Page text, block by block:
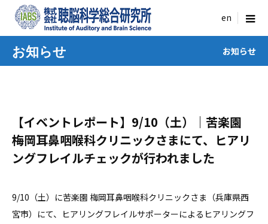
menu
お知らせ お知らせ
【イベントレポート】9/10（土）｜苦楽園
梅岡耳鼻咽喉科クリニックさまにて、ヒアリ
ングフレイルチェックが行われました
9/10（土）に苦楽園 梅岡耳鼻咽喉科クリニックさま（兵庫県西
宮市）にて、ヒアリングフレイルサポーターによるヒアリングフ